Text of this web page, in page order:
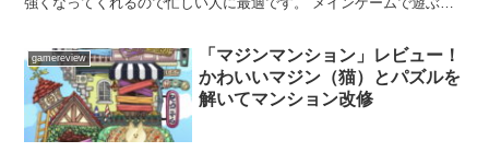
gamereview
「マジンマンション」レビュー！
かわいいマジン（猫）とパズルを
解いてマンション改修